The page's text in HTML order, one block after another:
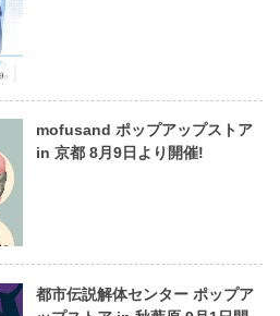
mofusand ポップアップストア
in 京都 8月9日より開催!
都市伝説解体センター ポップア